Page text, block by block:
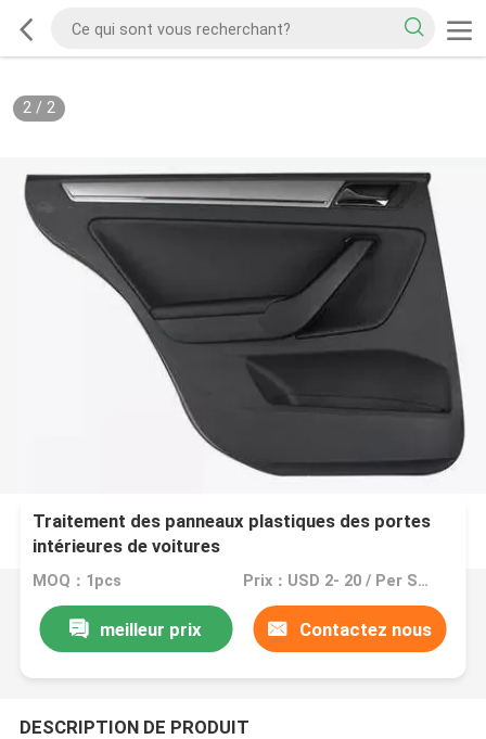
2/ 2
Traitement des panneaux plastiques des portes
intérieures de voitures
MOQ：1pcs Prix：USD 2- 20 / Per Square Meter (M2)
meilleur prix Contactez nous
DESCRIPTION DE PRODUIT